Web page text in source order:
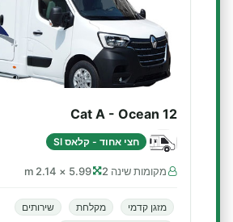
Cat A - Ocean 12
חצי אחוד - קלאס SI
מקומות שינה 2 5.99 × 2.14 m
מזגן קדמי מקלחת
שירותים